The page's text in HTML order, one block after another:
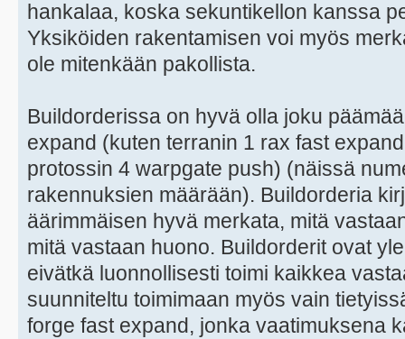
hankalaa, koska sekuntikellon kanssa
Yksiköiden rakentamisen voi myös
ole mitenkään pakollista.
Buildorderissa on hyvä olla joku
expand (kuten terranin 1 rax fast
protossin 4 warpgate push) (näissä
rakennuksien määrään). Buildorderia
äärimmäisen hyvä merkata, mitä
mitä vastaan huono. Buildorderit ovat
eivätkä luonnollisesti toimi kaikkea
suunniteltu toimimaan myös vain
forge fast expand, jonka vaatimuksena